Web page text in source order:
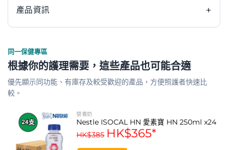
產品資訊 +
產品介紹:
Fortisip Compact Protein 營保健是高能量、高蛋白質的
營養補充品，專為患病人士、長者等增加營養攝取。
Fortisip 按照每日營養所需設計，有助改善與疾病相關的營
養不良，同時加快康復進程。
同一保健專區
根據你的護理需要，這些產品也可能合適
優先顯示同功能、有庫存及較受歡迎的產品，方便照護者快速比
較。
營養奶
Nestle ISOCAL HN 愛素寶 HN 250ml x24
HK$385 HK$365*